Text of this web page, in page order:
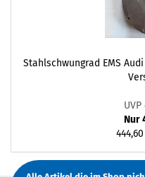
Stahlschwungrad EMS
UVP
Nur